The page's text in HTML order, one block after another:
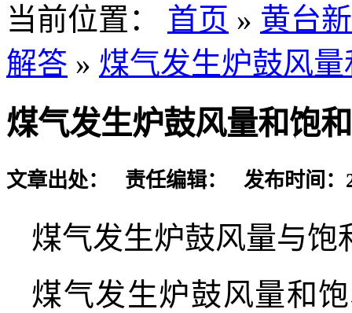
当前位置： 首页 » 黄台
解答 » 煤气发生炉鼓风
煤气发生炉鼓风量和饱
文章出处： 责任编辑： 发布时间：
煤气发生炉鼓风量与饱
煤气发生炉鼓风量和